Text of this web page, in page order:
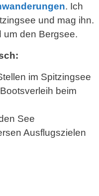
. Ich
und mag ihn.
um den Bergsee.
im Spitzingsee
beim
See
Ausflugszielen